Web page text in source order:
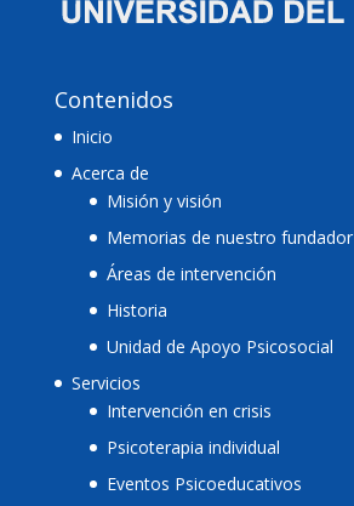
Contenidos
Inicio
Acerca de
Misión y visión
Memorias de nuestro fundador
Áreas de intervención
Historia
Unidad de Apoyo Psicosocial
Servicios
Intervención en crisis
Psicoterapia individual
Eventos Psicoeducativos